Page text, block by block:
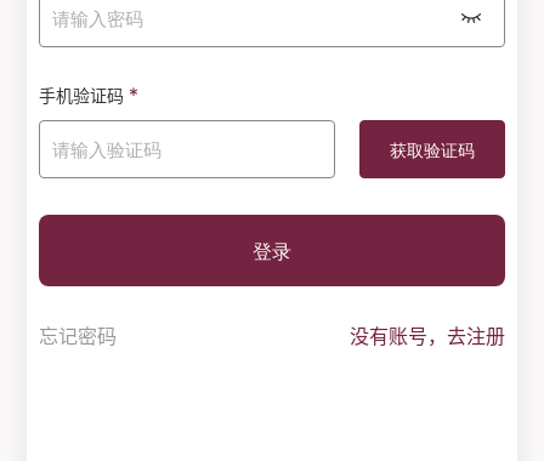
手机验证码 *
登录
忘记密码 没有账号，去注册